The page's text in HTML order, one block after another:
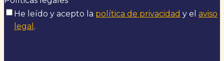
He leído y acepto la política de privacidad y el aviso
legal .